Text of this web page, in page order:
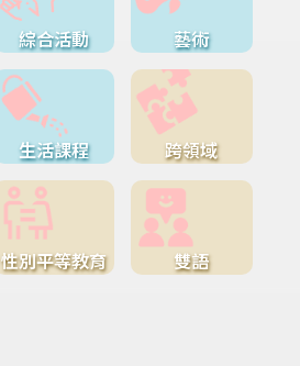
綜合活動 藝術
生活課程 跨領域
性別平等教育 雙語